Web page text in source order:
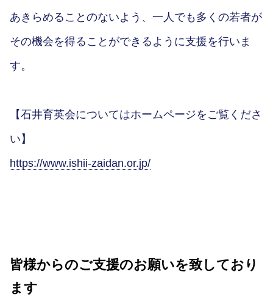
あきらめることのないよう、一人でも多くの若者が
その機会を得ることができるように支援を行いま
す。
【石井育英会についてはホームページをご覧くださ
い】
https://www.ishii-zaidan.or.jp/
皆様からのご支援のお願いを致しており
ます